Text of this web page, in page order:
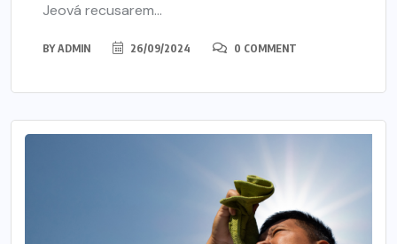
Jeová recusarem...
BYADMIN 26/09/2024 0 COMMENT